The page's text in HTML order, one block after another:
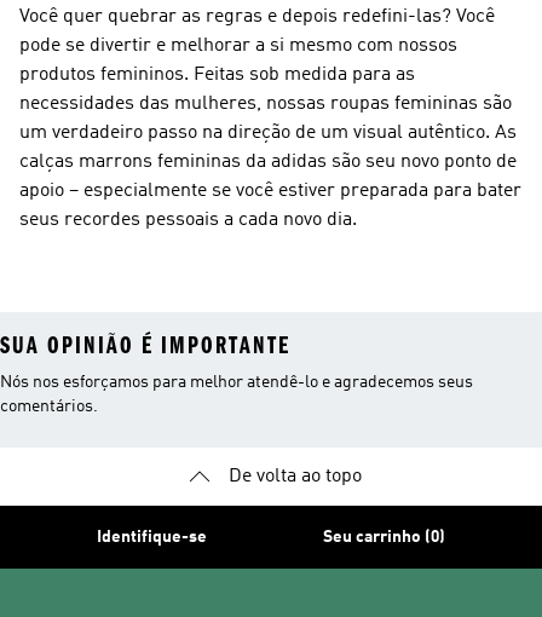
Você quer quebrar as regras e depois redefini-las? Você
pode se divertir e melhorar a si mesmo com nossos
produtos femininos. Feitas sob medida para as
necessidades das mulheres, nossas roupas femininas são
um verdadeiro passo na direção de um visual autêntico. As
calças marrons femininas da adidas são seu novo ponto de
apoio – especialmente se você estiver preparada para bater
seus recordes pessoais a cada novo dia.
SUA OPINIÃO É IMPORTANTE
Nós nos esforçamos para melhor atendê-lo e agradecemos seus
comentários.
De volta ao topo
Identifique-se Seu carrinho (0)